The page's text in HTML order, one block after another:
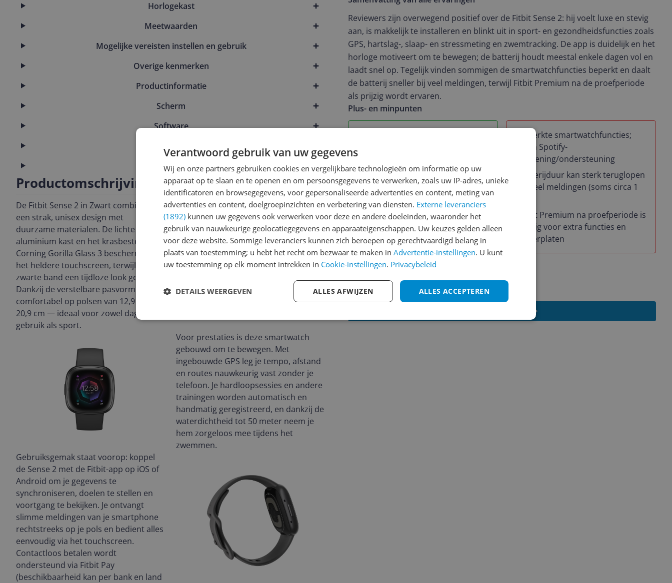
Horlogekast
Meetwaarden
Mogelijke vereisten instellen en gebruik
Overige kenmerken
Productinformatie
Scherm
Software
Verpakking
Productomschrijving
De Fitbit Sense 2 in Zwart combineert
een strak, unisex design met
duurzame materialen. De lichte
aluminium kast en het krasbestendige
Corning Gorilla Glass 3 beschermen
het heldere touchscreen, terwijl de
zwarte band een tijdloze look geeft.
Dankzij de verstelbare pasvorm zit hij
comfortabel op polsen van 12,9 tot
20,9 cm — ideaal voor zowel dagelijks
gebruik als sport.
Voor prestaties is deze smartwatch
gebouwd om te bewegen. Met
ingebouwde GPS leg je tempo, afstand
en routes nauwkeurig vast zonder je
telefoon. Je hardloopsessies en andere
trainingen worden automatisch en
handmatig geregistreerd, en dankzij de
waterdichtheid tot 50 meter neem je
hem zorgeloos mee tijdens het
zwemmen.
Gebruiksgemak staat voorop: koppel
de Sense 2 met de Fitbit-app op iOS of
Android om je gegevens te
synchroniseren, doelen te stellen en
voortgang te bekijken. Je ontvangt
slimme meldingen van je smartphone
rechtstreeks op je pols en bedient alles
eenvoudig via het touchscreen.
Contactloos betalen wordt
ondersteund via Fitbit Pay
(beschikbaarheid kan per bank en land
Reviewers zijn overwegend positief over de Fitbit Sense 2: hij voelt luxe en stevig
aan, is makkelijk te installeren en blinkt uit in sport- en gezondheidsfuncties zoals
GPS, hartslag-, slaap- en stressmeting en zwemtracking. De app is duidelijk en het
horloge motiveert om te bewegen; de batterij houdt meestal enkele dagen vol en
laadt snel op. Tegelijk vinden sommigen de smartwatchfuncties beperkt en daalt
de batterij sneller bij veel meldingen, terwijl Fitbit Premium na de proefperiode
als prijzig wordt ervaren.
Plus- en minpunten
meegeleverd)
Sterke sport- en
gezondheidsfuncties:
nauwkeurige GPS, hartslag, slaap-
en stressmeting, en
waterdicht/zwemtracking
Makkelijke installatie en
gebruiksvriendelijke app; batterij
mee en laadt snel op
Beperkte smartwatchfuncties;
geen Spotify-
bediening/ondersteuning
Batterijduur kan sterk teruglopen
bij veel meldingen (soms circa 1
Fitbit Premium na proefperiode is
prijzig voor extra functies en
wijzerplaten
Verantwoord gebruik van uw gegevens
Wij en onze partners gebruiken cookies en vergelijkbare technologieën om informatie op uw
apparaat op te slaan en te openen en om persoonsgegevens te verwerken, zoals uw IP-adres, unieke
identificatoren en browsegegevens, voor gepersonaliseerde advertenties en content, meting van
advertenties en content, doelgroepinzichten en verbetering van diensten. Externe leveranciers
(1892) kunnen uw gegevens ook verwerken voor deze en andere doeleinden, waaronder het
gebruik van nauwkeurige geolocatiegegevens en apparaateigenschappen. Uw keuzes gelden alleen
voor deze website. Sommige leveranciers kunnen zich beroepen op gerechtvaardigd belang in
plaats van toestemming; u hebt het recht om bezwaar te maken in Advertentie-instellingen. U kunt
uw toestemming op elk moment intrekken in Cookie-instellingen. Privacybeleid
ALLES ACCEPTEREN
ALLES AFWIJZEN
DETAILS WEERGEVEN